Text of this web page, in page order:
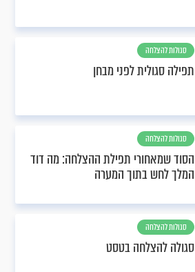
סגולות להצלחה
תפילה סגולית לפני מבחן
סגולות להצלחה
הסוד שמאחורי תפילת ההצלחה: מה דוד
המלך לחש בתוך המערה
סגולות להצלחה
סגולה להצלחה בטסט